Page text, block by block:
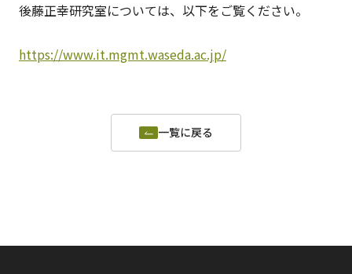
後藤正幸研究室については、以下をご覧ください。
https://www.it.mgmt.waseda.ac.jp/
一覧に戻る